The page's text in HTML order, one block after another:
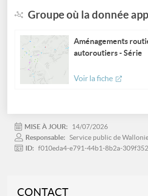
Groupe où la donnée
Aménagements
autoroutiers - Série
Voir la fiche
MISE À JOUR:
14/07/2026
Responsable: Service public de
ID: f010eda4-e791-44b1-8b2a-
CONTACT